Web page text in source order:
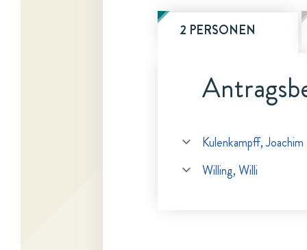
2 PERSONEN
Kulenkampff,
Willing, Willi